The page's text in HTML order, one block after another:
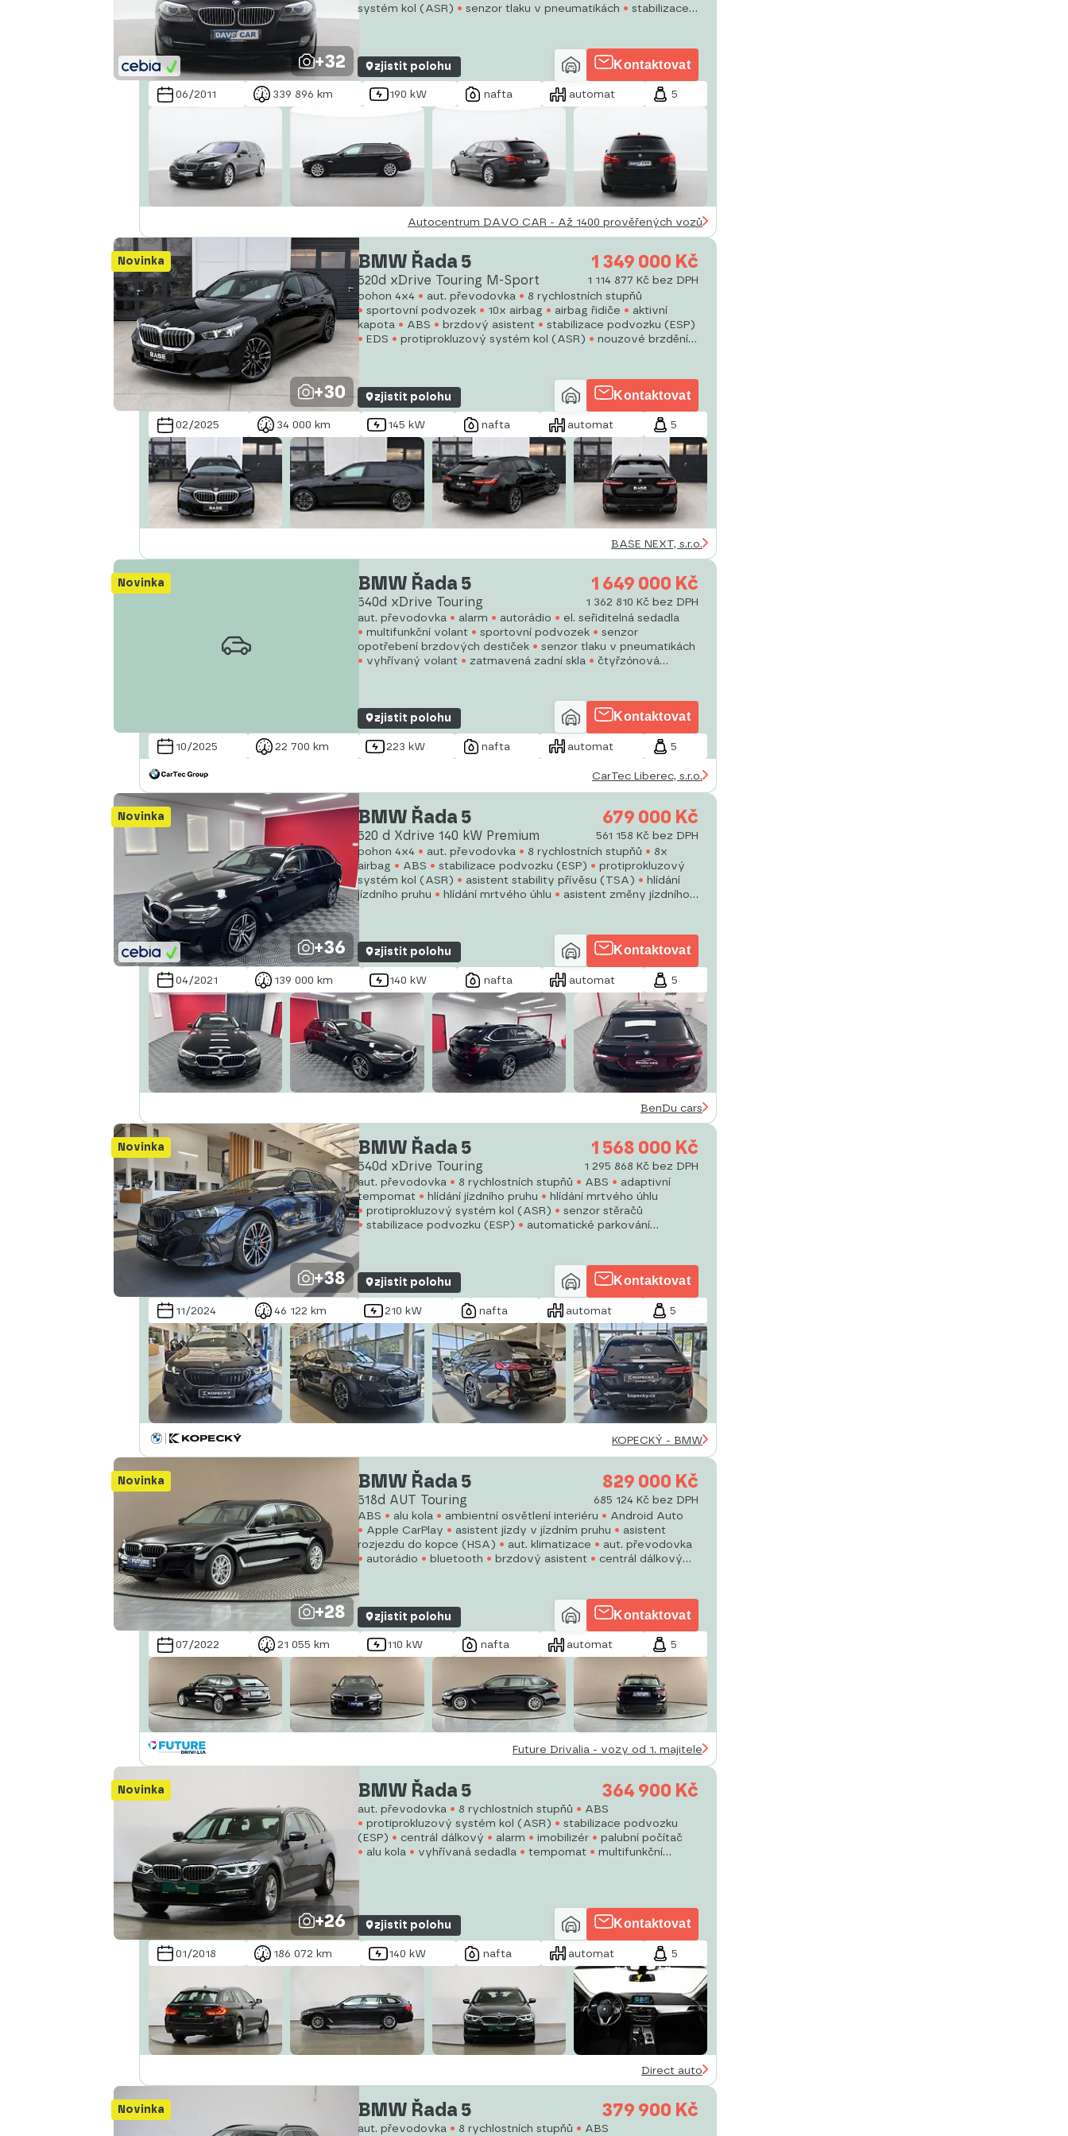
Abecedně od Z do A
+32
systém kol (ASR) senzor tlaku v pneumatikách
stabilizace
podvozku (ESP)
zjistit polohu Kontaktovat
06/2011 339 896 km 190 kW nafta automat 5
Autocentrum DAVO CAR - Až 1400 prověřených vozů
Novinka
+30
BMW Řada 5
520d xDrive Touring M-Sport
1 349 000 Kč
1 114 877 Kč bez DPH
pohon 4x4
aut. převodovka
8 rychlostních stupňů
sportovní podvozek
10x airbag airbag řidiče
aktivní
kapota
ABS brzdový asistent
stabilizace podvozku (ESP)
EDS
protiprokluzový systém kol (ASR)
nouzové brzdění
zjistit polohu Kontaktovat
02/2025 34 000 km 145 kW nafta automat 5
BASE NEXT, s.r.o.
Novinka BMW Řada 5
540d xDrive Touring
1 649 000 Kč
1 362 810 Kč bez DPH
aut. převodovka
alarm autorádio
el. seřiditelná sedadla
multifunkční volant
sportovní podvozek
senzor
opotřebení brzdových destiček
senzor tlaku v pneumatikách
vyhřívaný volant
zatmavená zadní skla
čtyřzónová
zjistit polohu Kontaktovat
10/2025 22 700 km 223 kW nafta automat 5
CarTec Liberec, s.r.o.
Novinka
+36
BMW Řada 5
520 d Xdrive 140 kW Premium
679 000 Kč
561 158 Kč bez DPH
pohon 4x4
aut. převodovka 8 rychlostních stupňů
8x
airbag
ABS stabilizace podvozku (ESP)
protiprokluzový
systém kol (ASR)
asistent stability přívěsu (TSA)
hlídání
jízdního pruhu
hlídání mrtvého úhlu
asistent změny jízdního
pruhu
zjistit polohu Kontaktovat
04/2021 139 000 km 140 kW nafta automat 5
BenDu cars
Novinka
+38
BMW Řada 5
540d xDrive Touring
1 568 000 Kč
1 295 868 Kč bez DPH
aut. převodovka
8 rychlostních stupňů ABS
adaptivní
tempomat
hlídání jízdního pruhu
hlídání mrtvého úhlu
protiprokluzový systém kol (ASR)
senzor stěračů
stabilizace podvozku (ESP)
automatické parkování
stop systém
zjistit polohu Kontaktovat
11/2024 46 122 km 210 kW nafta automat 5
KOPECKÝ - BMW
Novinka
+28
BMW Řada 5
518d AUT Touring
829 000 Kč
685 124 Kč bez DPH
ABS
alu kola ambientní osvětlení interiéru
Android Auto
Apple CarPlay
asistent jízdy v jízdním pruhu
asistent
rozjezdu do kopce (HSA)
aut. klimatizace
aut. převodovka
autorádio
bluetooth brzdový asistent
centrál dálkový
zjistit polohu Kontaktovat
07/2022 21 055 km 110 kW nafta automat 5
Future Drivalia - vozy od 1. majitele
Novinka
+26
BMW Řada 5 364 900 Kč
aut. převodovka 8 rychlostních stupňů
ABS
protiprokluzový systém kol (ASR)
stabilizace podvozku
(ESP)
centrál dálkový alarm imobilizér
palubní počítač
alu kola
vyhřívaná sedadla tempomat
multifunkční
zjistit polohu Kontaktovat
01/2018 186 072 km 140 kW nafta automat 5
Direct auto
Novinka BMW Řada 5 379 900 Kč
aut. převodovka 8 rychlostních stupňů ABS